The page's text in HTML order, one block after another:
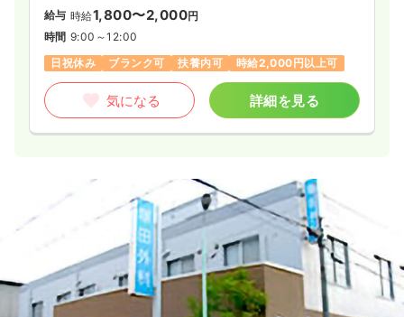
給与 時給1,800〜2,000円
時間 9:00～12:00
日祝休み
ブランク可 扶養内可 時給2,000円以上可
気になる 詳細を見る